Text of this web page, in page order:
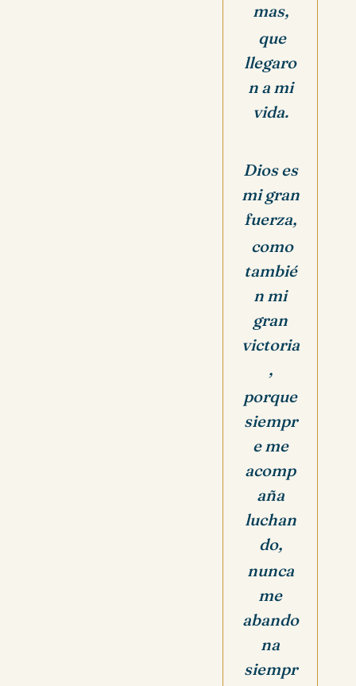
mas,
que
llegaro
n a mi
vida.
Dios es
mi gran
fuerza,
como
tambié
n mi
gran
victoria
,
porque
siempr
e me
acomp
aña
luchan
do,
nunca
me
abando
na
siempr